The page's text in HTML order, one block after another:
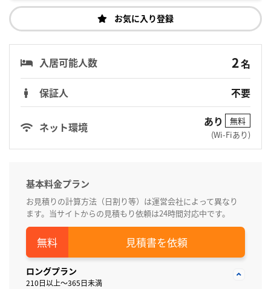
お気に入り登録
入居可能人数 2名
保証人
不要
ネット環境 あり
無料
(Wi-Fiあり)
基本料金プラン
お見積りの計算方法（日割り等）は運営会社によって異なり
ます。当サイトからの見積もり依頼は24時間対応中です。
見積書を依頼
ロングプラン
210日以上～365日未満